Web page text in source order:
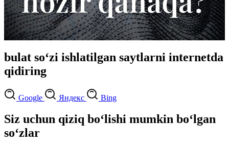
bulat so‘zi ishlatilgan saytlarni internetda
qidiring
Google Яндекс Bing
Siz uchun qiziq bo‘lishi mumkin bo‘lgan
so‘zlar